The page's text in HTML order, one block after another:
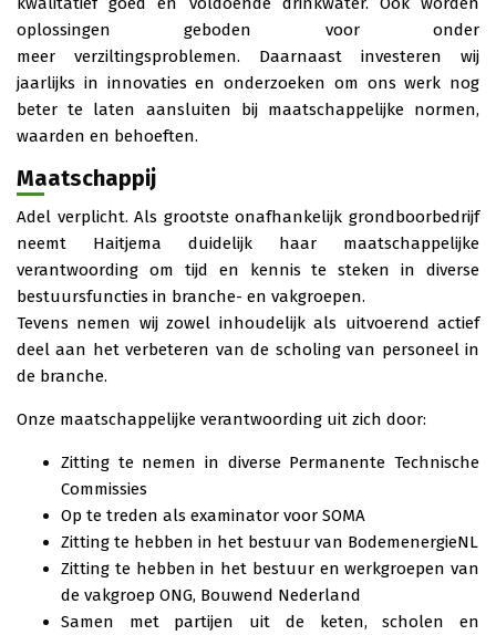
oplossingen geboden voor onder
meer verziltingsproblemen. Daarnaast investeren wij
jaarlijks in innovaties en onderzoeken om ons werk nog
beter te laten aansluiten bij maatschappelijke normen,
waarden en behoeften.
Maatschappij
Adel verplicht. Als grootste onafhankelijk grondboorbedrijf
neemt Haitjema duidelijk haar maatschappelijke
verantwoording om tijd en kennis te steken in diverse
bestuursfuncties in branche- en vakgroepen.
Tevens nemen wij zowel inhoudelijk als uitvoerend actief
deel aan het verbeteren van de scholing van personeel in
de branche.
Onze maatschappelijke verantwoording uit zich door:
Zitting te nemen in diverse Permanente Technische
Commissies
Op te treden als examinator voor SOMA
Zitting te hebben in het bestuur van BodemenergieNL
Zitting te hebben in het bestuur en werkgroepen van
de vakgroep ONG, Bouwend Nederland
Samen met partijen uit de keten, scholen en